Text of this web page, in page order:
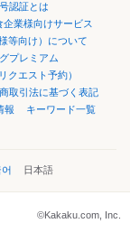
認証とは
企業様向けサービス
等向け）について
プレミアム
クエスト予約）
取引法に基づく表記
報
キーワード一覧
어 日本語
©Kakaku.com, Inc.